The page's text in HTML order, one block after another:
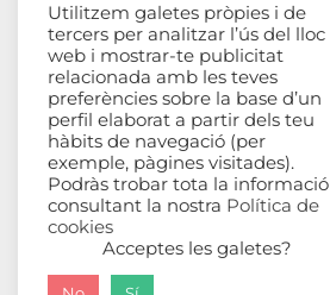
Contacte
Carrer Avinyó, 44 2n
08002 Barcelona
93 302 61 03
esplac@esplac.cat
Utilitzem galetes pròpies i de
tercers per analitzar l’ús del lloc
web i mostrar-te publicitat
relacionada amb les teves
preferències sobre la base d’un
perfil elaborat a partir dels teu
hàbits de navegació (per
exemple, pàgines visitades).
Podràs trobar tota la informació
consultant la nostra Política de
cookies
Acceptes les galetes?